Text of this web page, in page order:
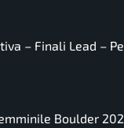
– Finali Lead –
Boulder